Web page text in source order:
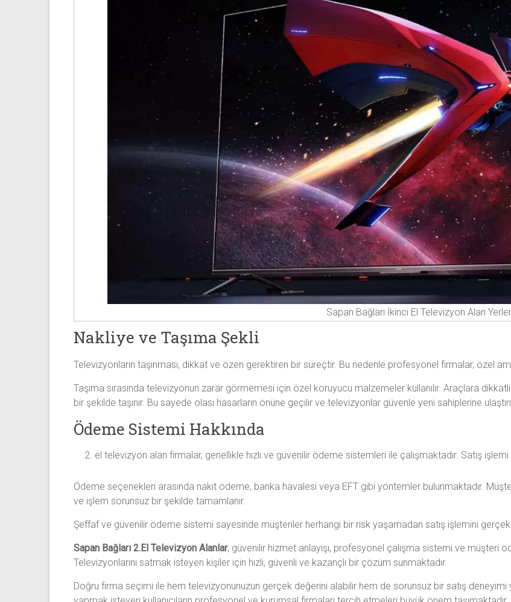
Sapan Bağları İkinci El Televizyon Alan Yerler
Nakliye ve Taşıma Şekli
Televizyonların taşınması, dikkat ve özen gerektiren bir süreçtir. Bu nedenle profesyonel firmalar, özel
Taşıma sırasında televizyonun zarar görmemesi için özel koruyucu malzemeler kullanılır. Araçlara
bir şekilde taşınır. Bu sayede olası hasarların önüne geçilir ve televizyonlar güvenle yeni sahiplerine
Ödeme Sistemi Hakkında
el televizyon alan firmalar, genellikle hızlı ve güvenilir ödeme sistemleri ile çalışmaktadır. Satış
Ödeme seçenekleri arasında nakit ödeme, banka havalesi veya EFT gibi yöntemler bulunmaktadır.
ve işlem sorunsuz bir şekilde tamamlanır.
Şeffaf ve güvenilir ödeme sistemi sayesinde müşteriler herhangi bir risk yaşamadan satış işlemini
Sapan Bağları 2.El Televizyon Alanlar, güvenilir hizmet anlayışı, profesyonel çalışma sistemi ve müşteri
Televizyonlarını satmak isteyen kişiler için hızlı, güvenli ve kazançlı bir çözüm sunmaktadır.
Doğru firma seçimi ile hem televizyonunuzun gerçek değerini alabilir hem de sorunsuz bir satış deneyimi